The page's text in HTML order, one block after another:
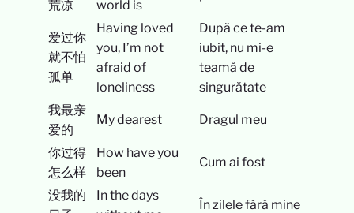
荒凉 world is
爱过你
就不怕
孤单
Having loved
you, I’m not
afraid of
loneliness
După ce te-am
iubit, nu mi-e
teamă de
singurătate
我最亲
爱的
My dearest Dragul meu
你过得
怎么样
How have you
been
Cum ai fost
没我的
In the days
În zilele fără mine